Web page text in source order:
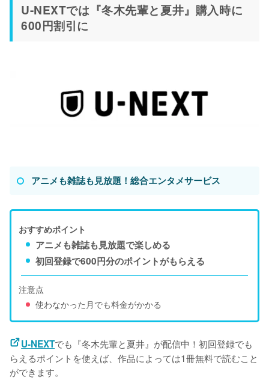
U-NEXTでは『冬木先輩と夏井』購入時に
600円割引に
アニメも雑誌も見放題！総合エンタメサービス
おすすめポイント
アニメも雑誌も見放題で楽しめる
初回登録で600円分のポイントがもらえる
注意点
使わなかった月でも料金がかかる
U-NEXTでも『冬木先輩と夏井』が配信中！初回登録でも
らえるポイントを使えば、作品によっては1冊無料で読むこと
ができます。